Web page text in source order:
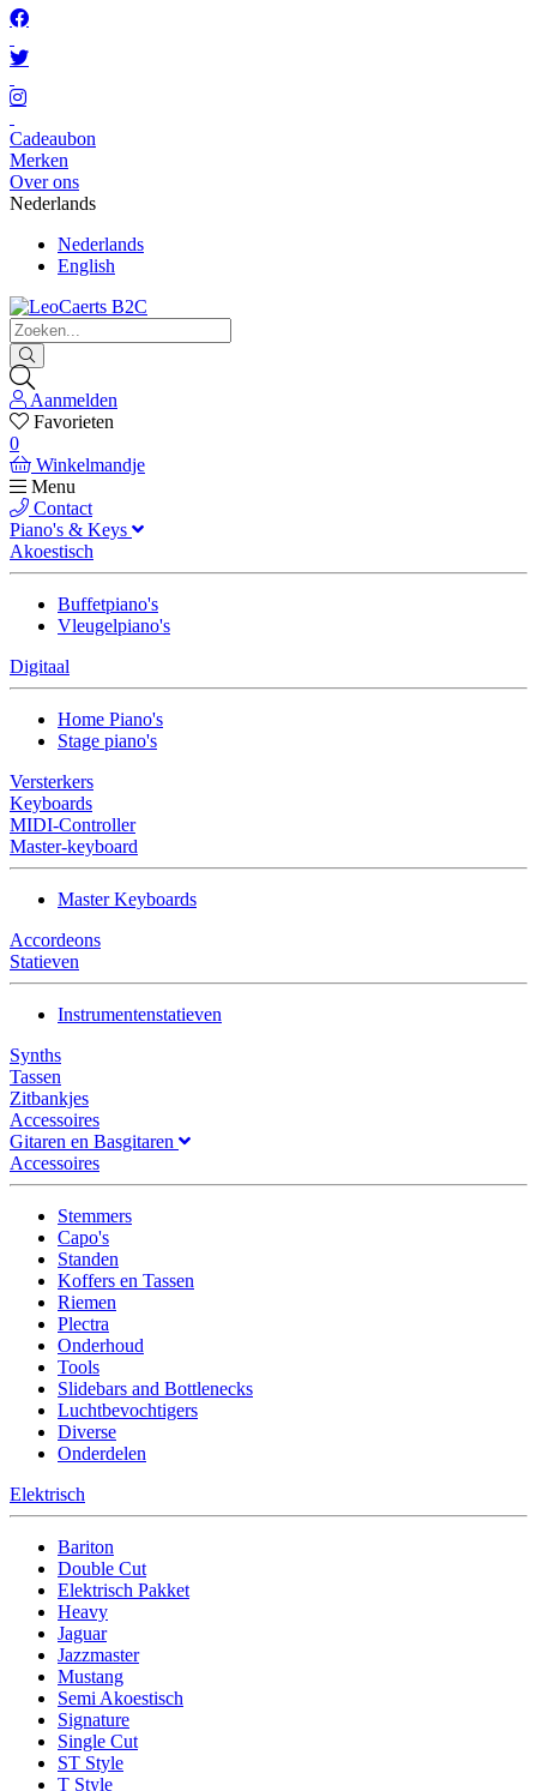
Cadeaubon
Merken
Over ons
Nederlands
Nederlands
English
Aanmelden
Favorieten
0
Winkelmandje
Menu
Contact
Piano's & Keys
Akoestisch
Buffetpiano's
Vleugelpiano's
Digitaal
Home Piano's
Stage piano's
Versterkers
Keyboards
MIDI-Controller
Master-keyboard
Master Keyboards
Accordeons
Statieven
Instrumentenstatieven
Synths
Tassen
Zitbankjes
Accessoires
Gitaren en Basgitaren
Accessoires
Stemmers
Capo's
Standen
Koffers en Tassen
Riemen
Plectra
Onderhoud
Tools
Slidebars and Bottlenecks
Luchtbevochtigers
Diverse
Onderdelen
Elektrisch
Bariton
Double Cut
Elektrisch Pakket
Heavy
Jaguar
Jazzmaster
Mustang
Semi Akoestisch
Signature
Single Cut
ST Style
T Style